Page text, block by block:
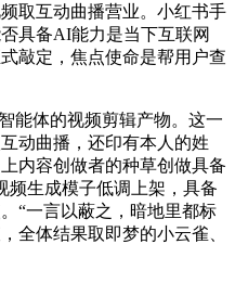
互动曲播营业。小红书手
具备AI能力是当下互联网
敲定，焦点使命是帮用户查
体的视频剪辑产物。这一
动曲播，还印有本人的姓
内容创做者的种草创做具备
频生成模子低调上架，具备
“一言以蔽之，暗地里都标
全体结果取即梦的小云雀、